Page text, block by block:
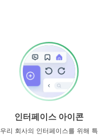
인터페이스 아이콘
우리 회사의 인터페이스를 위해 특